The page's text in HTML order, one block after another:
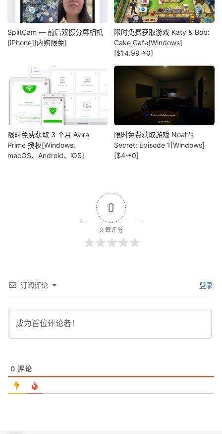
SplitCam — 前后双摄分屏相机
[iPhone][内购限免]
限时免费获取游戏 Katy & Bob:
Cake Cafe[Windows]
[$14.99→0]
限时免费获取 3 个月 Avira
Prime 授权[Windows、
macOS、Android、iOS]
限时免费获取游戏 Noah's
Secret: Episode 1[Windows]
[$4→0]
0
文章评分
订阅评论 登录
0 评论